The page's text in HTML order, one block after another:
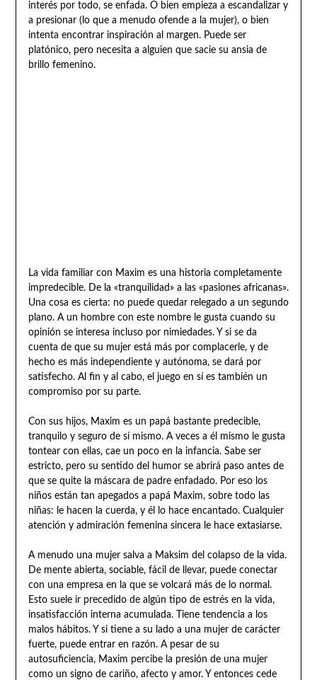
interés por todo, se enfada. O bien empieza a escandalizar y
a presionar (lo que a menudo ofende a la mujer), o bien
intenta encontrar inspiración al margen. Puede ser
platónico, pero necesita a alguien que sacie su ansia de
brillo femenino.
La vida familiar con Maxim es una historia completamente
impredecible. De la «tranquilidad» a las «pasiones africanas».
Una cosa es cierta: no puede quedar relegado a un segundo
plano. A un hombre con este nombre le gusta cuando su
opinión se interesa incluso por nimiedades. Y si se da
cuenta de que su mujer está más por complacerle, y de
hecho es más independiente y autónoma, se dará por
satisfecho. Al fin y al cabo, el juego en sí es también un
compromiso por su parte.
Con sus hijos, Maxim es un papá bastante predecible,
tranquilo y seguro de sí mismo. A veces a él mismo le gusta
tontear con ellas, cae un poco en la infancia. Sabe ser
estricto, pero su sentido del humor se abrirá paso antes de
que se quite la máscara de padre enfadado. Por eso los
niños están tan apegados a papá Maxim, sobre todo las
niñas: le hacen la cuerda, y él lo hace encantado. Cualquier
atención y admiración femenina sincera le hace extasiarse.
A menudo una mujer salva a Maksim del colapso de la vida.
De mente abierta, sociable, fácil de llevar, puede conectar
con una empresa en la que se volcará más de lo normal.
Esto suele ir precedido de algún tipo de estrés en la vida,
insatisfacción interna acumulada. Tiene tendencia a los
malos hábitos. Y si tiene a su lado a una mujer de carácter
fuerte, puede entrar en razón. A pesar de su
autosuficiencia, Maxim percibe la presión de una mujer
como un signo de cariño, afecto y amor. Y entonces cede